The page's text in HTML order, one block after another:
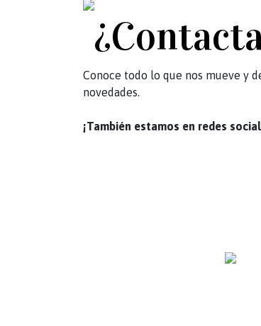
Conoce todo lo que nos mueve y
novedades.
¡También estamos en redes